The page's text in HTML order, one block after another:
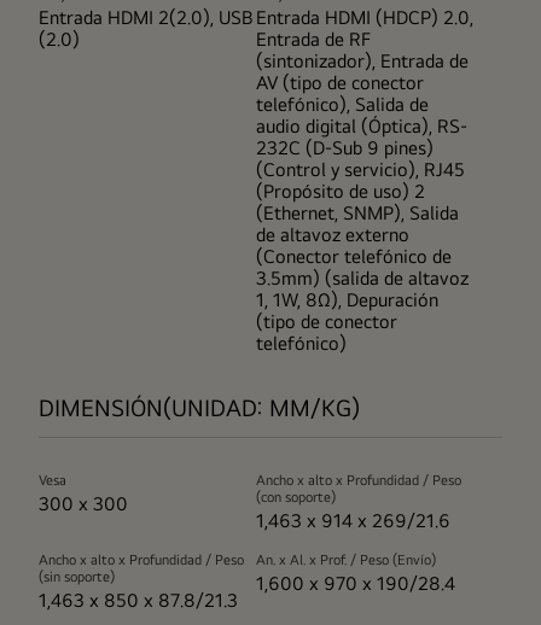
Entrada HDMI 2(2.0), USB
(2.0)
Entrada HDMI (HDCP) 2.0,
Entrada de RF
(sintonizador), Entrada de
AV (tipo de conector
telefónico), Salida de
audio digital (Óptica), RS-
232C (D-Sub 9 pines)
(Control y servicio), RJ45
(Propósito de uso) 2
(Ethernet, SNMP), Salida
de altavoz externo
(Conector telefónico de
3.5mm) (salida de altavoz
1, 1W, 8Ω), Depuración
(tipo de conector
telefónico)
DIMENSIÓN(UNIDAD: MM/KG)
Vesa
300 x 300
Ancho x alto x Profundidad / Peso
(con soporte)
1,463 x 914 x 269/21.6
Ancho x alto x Profundidad / Peso
(sin soporte)
1,463 x 850 x 87.8/21.3
An. x Al. x Prof. / Peso (Envío)
1,600 x 970 x 190/28.4